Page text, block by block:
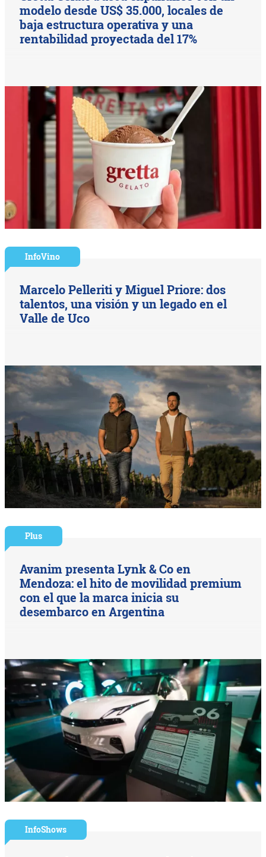
modelo desde US$ 35.000, locales de
baja estructura operativa y una
rentabilidad proyectada del 17%
InfoVino
Marcelo Pelleriti y Miguel Priore: dos
talentos, una visión y un legado en el
Valle de Uco
Plus
Avanim presenta Lynk & Co en
Mendoza: el hito de movilidad premium
con el que la marca inicia su
desembarco en Argentina
InfoShows